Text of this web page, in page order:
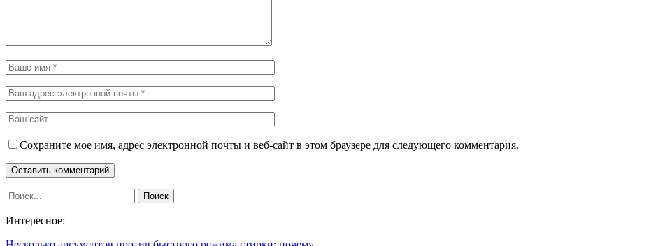
Сохраните мое имя, адрес электронной почты и веб-сайт в этом браузере для следующего комментария.
Интересное: